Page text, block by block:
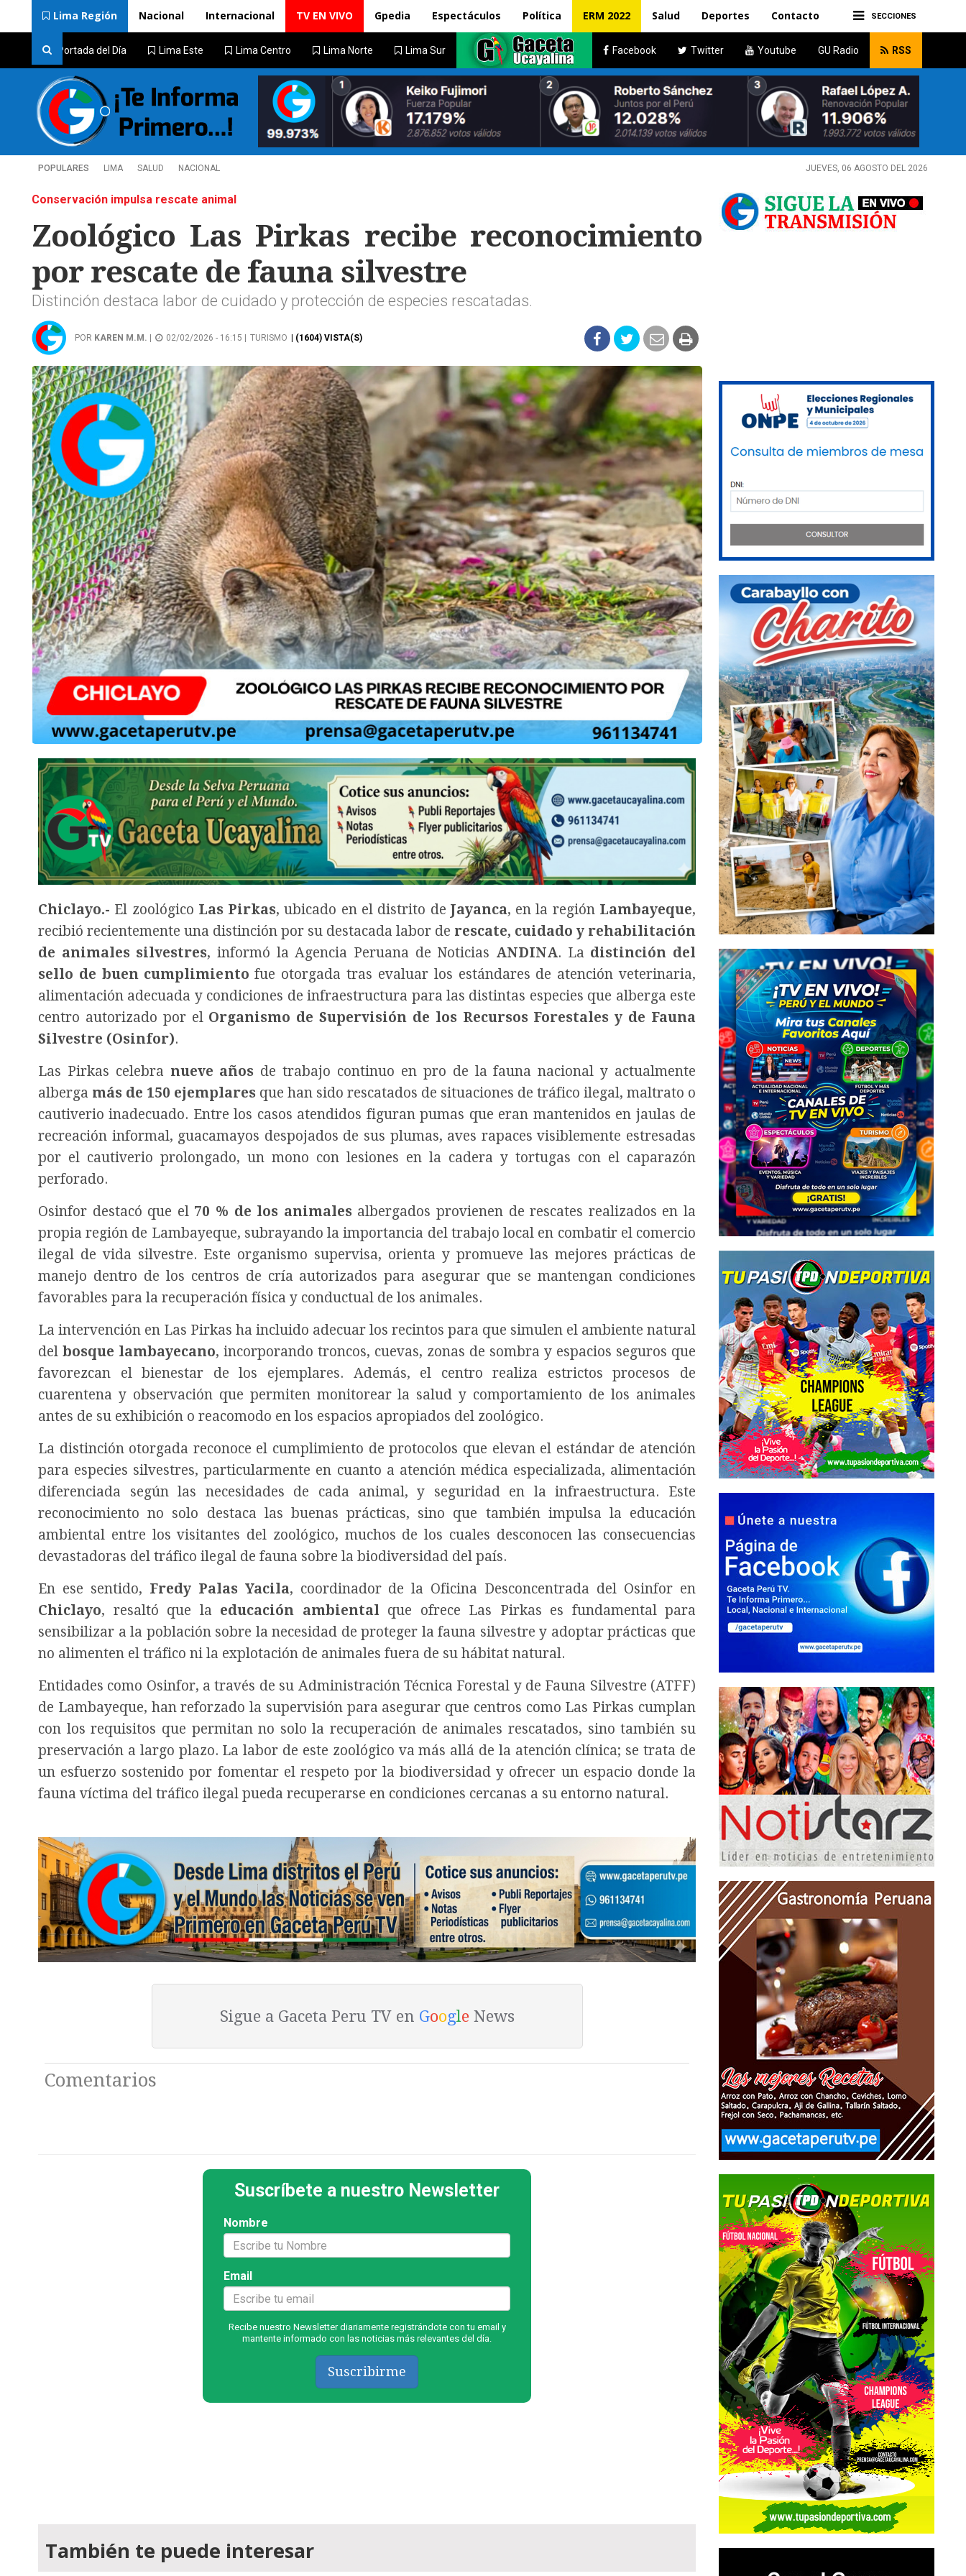
SECCIONES
Lima Región Nacional Internacional TV EN VIVO Gpedia Espectáculos Política ERM 2022 Salud Deportes Contacto
Portada del Día Lima Este Lima Centro Lima Norte Lima Sur Facebook Twitter Youtube GU Radio RSS
POPULARES LIMA SALUD NACIONAL JUEVES, 06 AGOSTO DEL 2026
Conservación impulsa rescate animal
Zoológico Las Pirkas recibe reconocimiento
por rescate de fauna silvestre
Distinción destaca labor de cuidado y protección de especies rescatadas.
POR KAREN M.M. 02/02/2026 - 16:15 | TURISMO | (1604) VISTA(S)
Chiclayo.- El zoológico Las Pirkas, ubicado en el distrito de Jayanca, en la región Lambayeque,
recibió recientemente una distinción por su destacada labor de rescate, cuidado y rehabilitación
de animales silvestres, informó la Agencia Peruana de Noticias ANDINA. La distinción del
sello de buen cumplimiento fue otorgada tras evaluar los estándares de atención veterinaria,
alimentación adecuada y condiciones de infraestructura para las distintas especies que alberga este
centro autorizado por el Organismo de Supervisión de los Recursos Forestales y de Fauna
Silvestre (Osinfor).
Las Pirkas celebra nueve años de trabajo continuo en pro de la fauna nacional y actualmente
alberga más de 150 ejemplares que han sido rescatados de situaciones de tráfico ilegal, maltrato o
cautiverio inadecuado. Entre los casos atendidos figuran pumas que eran mantenidos en jaulas de
recreación informal, guacamayos despojados de sus plumas, aves rapaces visiblemente estresadas
por el cautiverio prolongado, un mono con lesiones en la cadera y tortugas con el caparazón
perforado.
Osinfor destacó que el 70 % de los animales albergados provienen de rescates realizados en la
propia región de Lambayeque, subrayando la importancia del trabajo local en combatir el comercio
ilegal de vida silvestre. Este organismo supervisa, orienta y promueve las mejores prácticas de
manejo dentro de los centros de cría autorizados para asegurar que se mantengan condiciones
favorables para la recuperación física y conductual de los animales.
La intervención en Las Pirkas ha incluido adecuar los recintos para que simulen el ambiente natural
del bosque lambayecano, incorporando troncos, cuevas, zonas de sombra y espacios seguros que
favorezcan el bienestar de los ejemplares. Además, el centro realiza estrictos procesos de
cuarentena y observación que permiten monitorear la salud y comportamiento de los animales
antes de su exhibición o reacomodo en los espacios apropiados del zoológico.
La distinción otorgada reconoce el cumplimiento de protocolos que elevan el estándar de atención
para especies silvestres, particularmente en cuanto a atención médica especializada, alimentación
diferenciada según las necesidades de cada animal, y seguridad en la infraestructura. Este
reconocimiento no solo destaca las buenas prácticas, sino que también impulsa la educación
ambiental entre los visitantes del zoológico, muchos de los cuales desconocen las consecuencias
devastadoras del tráfico ilegal de fauna sobre la biodiversidad del país.
En ese sentido, Fredy Palas Yacila, coordinador de la Oficina Desconcentrada del Osinfor en
Chiclayo, resaltó que la educación ambiental que ofrece Las Pirkas es fundamental para
sensibilizar a la población sobre la necesidad de proteger la fauna silvestre y adoptar prácticas que
no alimenten el tráfico ni la explotación de animales fuera de su hábitat natural.
Entidades como Osinfor, a través de su Administración Técnica Forestal y de Fauna Silvestre (ATFF)
de Lambayeque, han reforzado la supervisión para asegurar que centros como Las Pirkas cumplan
con los requisitos que permitan no solo la recuperación de animales rescatados, sino también su
preservación a largo plazo. La labor de este zoológico va más allá de la atención clínica; se trata de
un esfuerzo sostenido por fomentar el respeto por la biodiversidad y ofrecer un espacio donde la
fauna víctima del tráfico ilegal pueda recuperarse en condiciones cercanas a su entorno natural.
Sigue a Gaceta Peru TV en GoogleNews
Comentarios
Suscríbete a nuestro Newsletter
Nombre
Email
Recibe nuestro Newsletter diariamente registrándote con tu email y
mantente informado con las noticias más relevantes del día.
Suscribirme
También te puede interesar